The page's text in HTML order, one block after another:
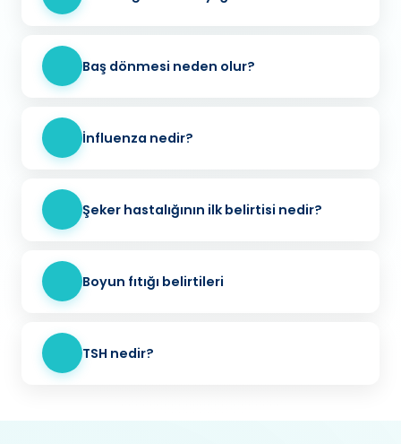
Baş dönmesi neden olur?
İnfluenza nedir?
Şeker hastalığının ilk belirtisi nedir?
Boyun fıtığı belirtileri
TSH nedir?